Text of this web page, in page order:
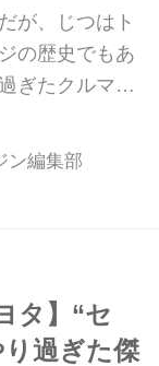
が、じつはト
の歴史でもあ
ぎたクルマか
をかしげたく
のチャレンジ
第2回は「ヴ
ン編集部
タ】“セ
過ぎた傑